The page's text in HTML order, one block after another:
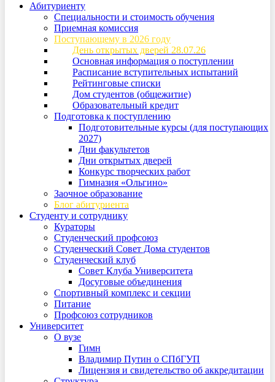
Абитуриенту
Специальности и стоимость обучения
Приемная комиссия
Поступающему в 2026 году
День открытых дверей 28.07.26
Основная информация о поступлении
Расписание вступительных испытаний
Рейтинговые списки
Дом студентов (общежитие)
Образовательный кредит
Подготовка к поступлению
Подготовительные курсы (для поступающих
2027)
Дни факультетов
Дни открытых дверей
Конкурс творческих работ
Гимназия «Ольгино»
Заочное образование
Блог абитуриента
Студенту и сотруднику
Кураторы
Студенческий профсоюз
Студенческий Совет Дома студентов
Студенческий клуб
Совет Клуба Университета
Досуговые объединения
Спортивный комплекс и секции
Питание
Профсоюз сотрудников
Университет
О вузе
Гимн
Владимир Путин о СПбГУП
Лицензия и свидетельство об аккредитации